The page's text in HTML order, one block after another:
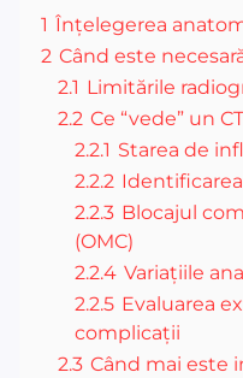
1 Înțelegerea
2 Când este
2.1 Limitările
2.2 Ce “vede” un
2.2.1 Starea de
2.2.2
2.2.3 Blocajul
(OMC)
2.2.4 Variațiile
2.2.5 Evaluarea
complicații
2.3 Când mai este